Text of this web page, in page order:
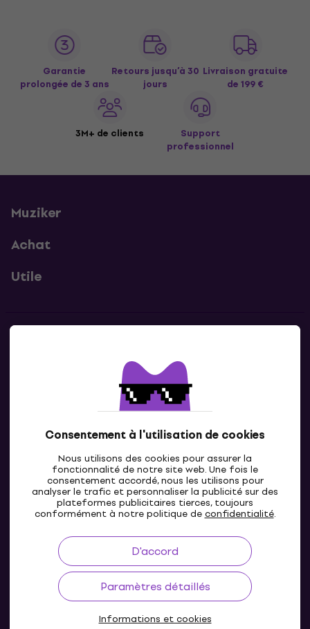
Consentement à l'utilisation de cookies
Nous utilisons des cookies pour assurer la
fonctionnalité de notre site web. Une fois le
consentement accordé, nous les utilisons pour
analyser le trafic et personnaliser la publicité sur des
plateformes publicitaires tierces, toujours
conformément à notre politique deconfidentialité.
D'accord
Paramètres détaillés
Informations et cookies
Garantie
prolongée de 3 ans
Retours jusqu’à 30
jours
Livraison gratuite
de 199 €
3M+ de clients
Support
professionnel
Muziker
Achat
Utile
Contacte nous
LU